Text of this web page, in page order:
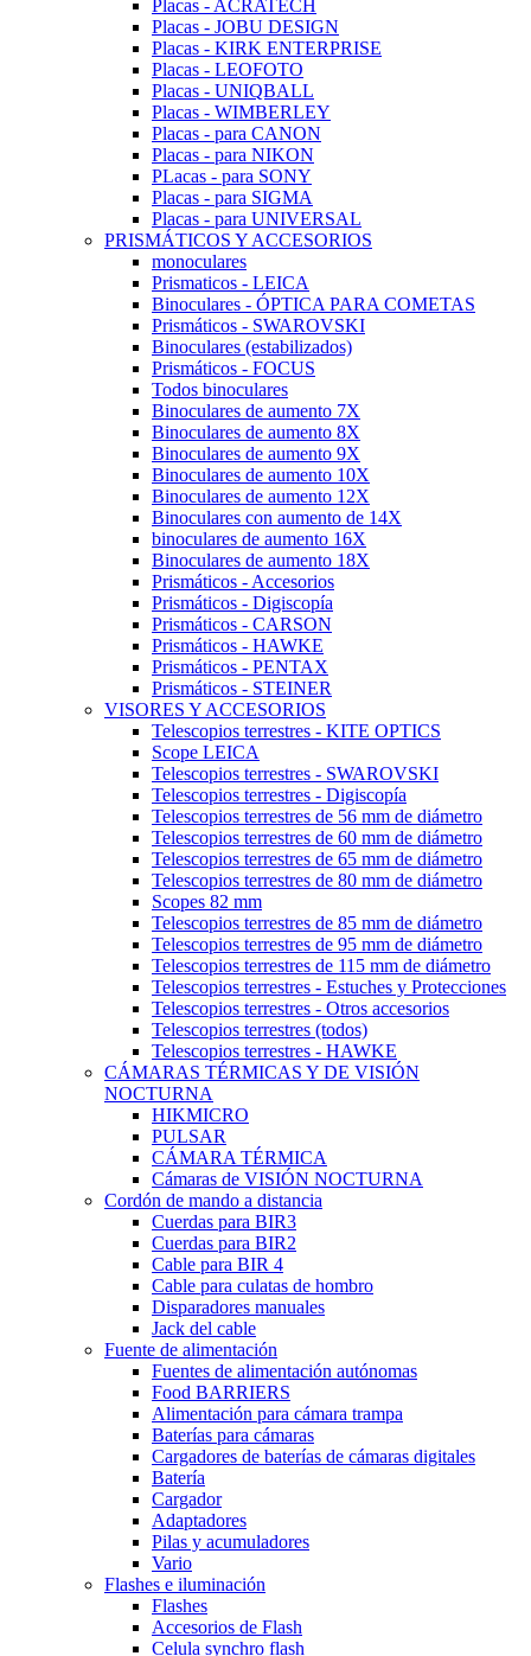
Placas - ACRATECH
Placas - JOBU DESIGN
Placas - KIRK ENTERPRISE
Placas - LEOFOTO
Placas - UNIQBALL
Placas - WIMBERLEY
Placas - para CANON
Placas - para NIKON
PLacas - para SONY
Placas - para SIGMA
Placas - para UNIVERSAL
PRISMÁTICOS Y ACCESORIOS
monoculares
Prismaticos - LEICA
Binoculares - ÓPTICA PARA COMETAS
Prismáticos - SWAROVSKI
Binoculares (estabilizados)
Prismáticos - FOCUS
Todos binoculares
Binoculares de aumento 7X
Binoculares de aumento 8X
Binoculares de aumento 9X
Binoculares de aumento 10X
Binoculares de aumento 12X
Binoculares con aumento de 14X
binoculares de aumento 16X
Binoculares de aumento 18X
Prismáticos - Accesorios
Prismáticos - Digiscopía
Prismáticos - CARSON
Prismáticos - HAWKE
Prismáticos - PENTAX
Prismáticos - STEINER
VISORES Y ACCESORIOS
Telescopios terrestres - KITE OPTICS
Scope LEICA
Telescopios terrestres - SWAROVSKI
Telescopios terrestres - Digiscopía
Telescopios terrestres de 56 mm de diámetro
Telescopios terrestres de 60 mm de diámetro
Telescopios terrestres de 65 mm de diámetro
Telescopios terrestres de 80 mm de diámetro
Scopes 82 mm
Telescopios terrestres de 85 mm de diámetro
Telescopios terrestres de 95 mm de diámetro
Telescopios terrestres de 115 mm de diámetro
Telescopios terrestres - Estuches y Protecciones
Telescopios terrestres - Otros accesorios
Telescopios terrestres (todos)
Telescopios terrestres - HAWKE
CÁMARAS TÉRMICAS Y DE VISIÓN
NOCTURNA
HIKMICRO
PULSAR
CÁMARA TÉRMICA
Cámaras de VISIÓN NOCTURNA
Cordón de mando a distancia
Cuerdas para BIR3
Cuerdas para BIR2
Cable para BIR 4
Cable para culatas de hombro
Disparadores manuales
Jack del cable
Fuente de alimentación
Fuentes de alimentación autónomas
Food BARRIERS
Alimentación para cámara trampa
Baterías para cámaras
Cargadores de baterías de cámaras digitales
Batería
Cargador
Adaptadores
Pilas y acumuladores
Vario
Flashes e iluminación
Flashes
Accesorios de Flash
Celula synchro flash